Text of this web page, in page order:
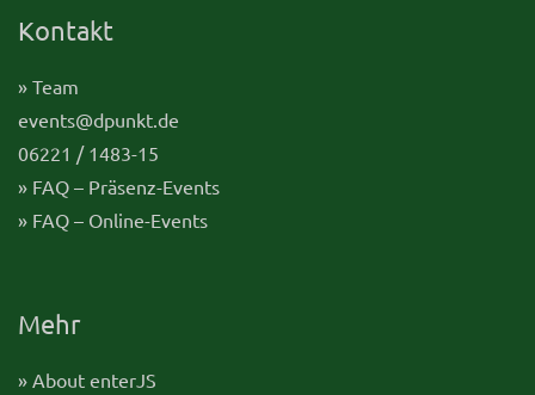
Kontakt
» Team
events@dpunkt.de
06221 / 1483-15
» FAQ – Präsenz-Events
» FAQ – Online-Events
Mehr
» About enterJS